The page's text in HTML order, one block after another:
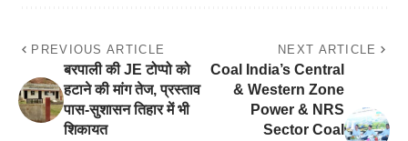
PREVIOUS ARTICLE
बरपाली की JE टोप्पो को
हटाने की मांग तेज, प्रस्ताव
पास-सुशासन तिहार में भी
शिकायत
NEXT ARTICLE
Coal India’s Central
& Western Zone
Power & NRS
Sector Coal